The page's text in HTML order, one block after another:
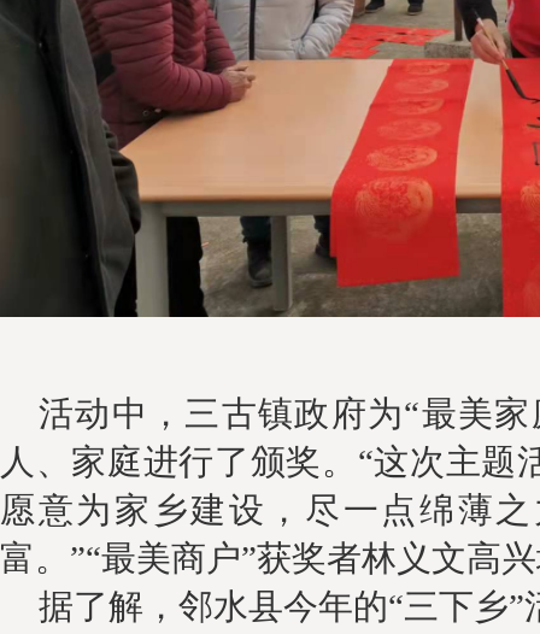
活动中 ，三古镇政府为“最美
人、家庭进行了颁奖。“这次主题
愿意为家乡建设，尽一点绵薄
富。 ”“最美商户”获奖者林义文高
据了解，邻水县今年的“三下乡